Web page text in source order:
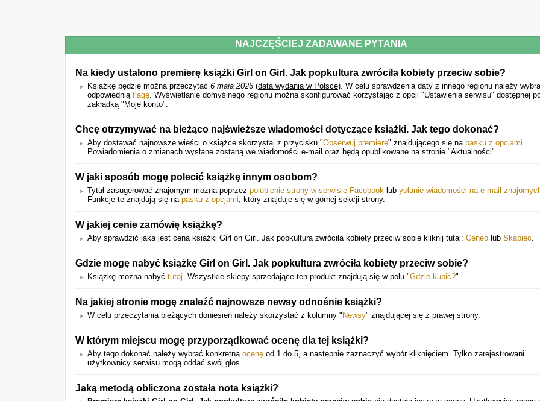
NAJCZĘŚCIEJ ZADAWANE PYTANIA
Na kiedy ustalono premierę książki Girl on Girl. Jak popkultura zwróciła kobiety przeciw sobie?
Książkę będzie można przeczytać 6 maja 2026 (data wydania w Polsce). W celu sprawdzenia daty z innego regionu należy
odpowiednią flagę. Wyświetlanie domyślnego regionu można skonfigurować korzystając z opcji "Ustawienia serwisu" dostępnej
zakładką "Moje konto".
Chcę otrzymywać na bieżąco najświeższe wiadomości dotyczące książki. Jak tego dokonać?
Aby dostawać najnowsze wieści o książce skorzystaj z przycisku "Obserwuj premierę" znajdującego się na pasku z opcjami.
Powiadomienia o zmianach wysłane zostaną we wiadomości e-mail oraz będą opublikowane na stronie "Aktualności".
W jaki sposób mogę polecić książkę innym osobom?
Tytuł zasugerować znajomym można poprzez polubienie strony w serwisie Facebook lub ysłanie wiadomości na e-mail
Funkcje te znajdują się na pasku z opcjami, który znajduje się w górnej sekcji strony.
W jakiej cenie zamówię książkę?
Aby sprawdzić jaka jest cena książki Girl on Girl. Jak popkultura zwróciła kobiety przeciw sobie kliknij tutaj: Ceneo lub Skąpiec.
Gdzie mogę nabyć książkę Girl on Girl. Jak popkultura zwróciła kobiety przeciw sobie?
Książkę można nabyć tutaj. Wszystkie sklepy sprzedające ten produkt znajdują się w polu "Gdzie kupić?".
Na jakiej stronie mogę znaleźć najnowsze newsy odnośnie książki?
W celu przeczytania bieżących doniesień należy skorzystać z kolumny " Newsy" znajdującej się z prawej strony.
W którym miejscu mogę przyporządkować ocenę dla tej książki?
Aby tego dokonać należy wybrać konkretną ocenę od 1 do 5, a następnie zaznaczyć wybór kliknięciem. Tylko zarejestrowani
użytkownicy serwisu mogą oddać swój głos.
Jaką metodą obliczona została nota książki?